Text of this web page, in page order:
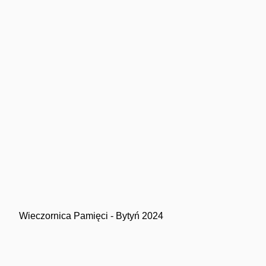
Wieczornica Pamięci - Bytyń 2024
Sport